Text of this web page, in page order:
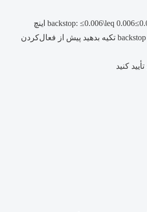
≤0.006\leq 0.006≤
اینچ
قطعه را کاملاً به backstop تکیه بدهید پیش از فعال‌کردن
کنید